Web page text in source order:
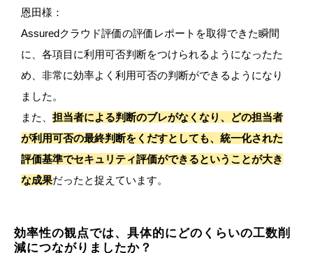
恩田様：
Assuredクラウド評価の評価レポートを取得できた瞬間
に、各項目に利用可否判断をつけられるようになったた
め、非常に効率よく利用可否の判断ができるようになり
ました。
また、 担当者による判断のブレがなくなり、どの担当者
が利用可否の最終判断をくだすとしても、統一化された
評価基準でセキュリティ評価ができるということが大き
な成果だったと捉えています。
効率性の観点では、具体的にどのくらいの工数削
減につながりましたか？